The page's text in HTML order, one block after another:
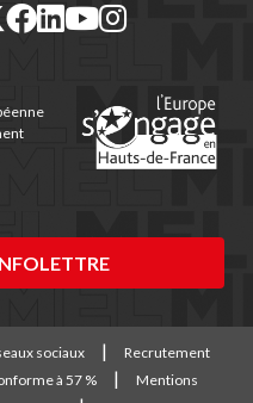
twitter
facebook
linkedin
fenêtre)
youtube
fenêtre)
instagram
fenêtre)
sociaux
Recrutement
à 57 %
Mentions